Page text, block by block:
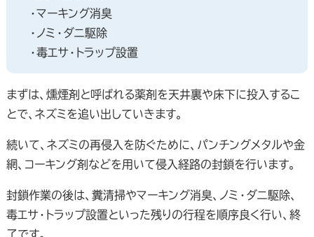
・マーキング消臭
・ノミ・ダニ駆除
・毒エサ・トラップ設置
まずは、燻煙剤と呼ばれる薬剤を天井裏や床下に投入するこ
とで、ネズミを追い出していきます。
続いて、ネズミの再侵入を防ぐために、パンチングメタルや金
網、コーキング剤などを用いて侵入経路の封鎖を行います。
封鎖作業の後は、糞清掃やマーキング消臭、ノミ・ダニ駆除、
毒エサ・トラップ設置といった残りの行程を順序良く行い、終
了です。